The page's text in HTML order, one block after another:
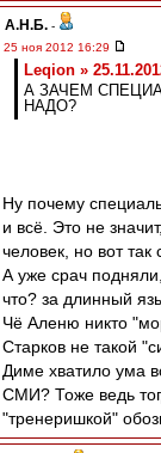
А.Н.Б. -
25 ноя 2012 16:29
Leqion »
А ЗАЧЕМ
НАДО?
Ну почему
и всё. Это не
человек, но вот так
А уже срач
что? за длинный
Чё Аленю никто
Старков не такой
Диме хватило ума
СМИ? Тоже ведь
"тренеришкой"